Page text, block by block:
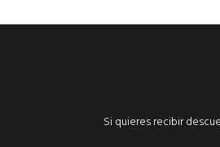
Si quieres recibir